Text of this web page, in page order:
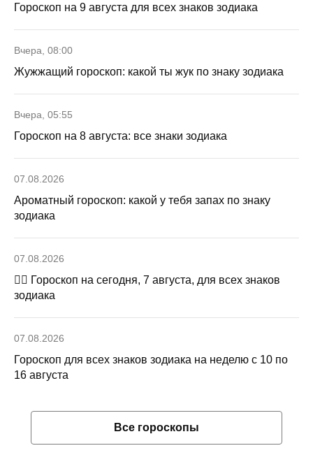
Гороскоп на 9 августа для всех знаков зодиака
Вчера, 08:00
Жужжащий гороскоп: какой ты жук по знаку зодиака
Вчера, 05:55
Гороскоп на 8 августа: все знаки зодиака
07.08.2026
Ароматный гороскоп: какой у тебя запах по знаку
зодиака
07.08.2026
🧙‍♀ Гороскоп на сегодня, 7 августа, для всех знаков
зодиака
07.08.2026
Гороскоп для всех знаков зодиака на неделю с 10 по
16 августа
Все гороскопы